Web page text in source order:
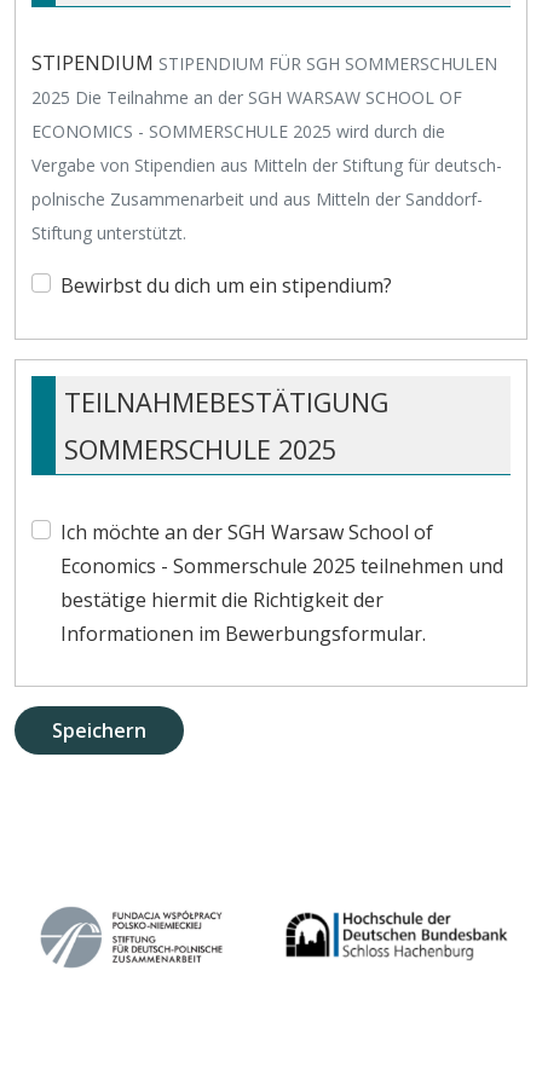
STIPENDIUM STIPENDIUM FÜR SGH SOMMERSCHULEN
2025 Die Teilnahme an der SGH WARSAW SCHOOL OF
ECONOMICS - SOMMERSCHULE 2025 wird durch die
Vergabe von Stipendien aus Mitteln der Stiftung für deutsch-
polnische Zusammenarbeit und aus Mitteln der Sanddorf-
Stiftung unterstützt.
Bewirbst du dich um ein stipendium?
TEILNAHMEBESTÄTIGUNG
SOMMERSCHULE 2025
Ich möchte an der SGH Warsaw School of
Economics - Sommerschule 2025 teilnehmen und
bestätige hiermit die Richtigkeit der
Informationen im Bewerbungsformular.
Speichern